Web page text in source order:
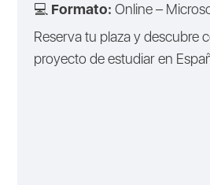
💻 Formato: Online –
Reserva tu plaza y descubre
proyecto de estudiar en